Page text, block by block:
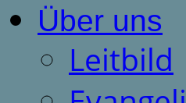
Über uns
Leitbild